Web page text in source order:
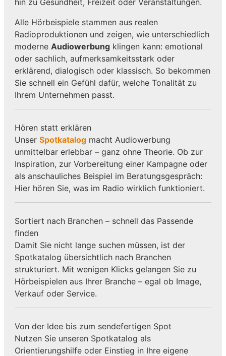
Alle Hörbeispiele stammen aus realen
Radioproduktionen und zeigen, wie unterschiedlich
moderne Audiowerbungklingen kann: emotional
oder sachlich, aufmerksamkeitsstark oder
erklärend, dialogisch oder klassisch. So bekommen
Sie schnell ein Gefühl dafür, welche Tonalität zu
Ihrem Unternehmen passt.
Hören statt erklären
Unser Spotkatalogmacht Audiowerbung
unmittelbar erlebbar – ganz ohne Theorie. Ob zur
Inspiration, zur Vorbereitung einer Kampagne oder
als anschauliches Beispiel im Beratungsgespräch:
Hier hören Sie, was im Radio wirklich funktioniert.
Sortiert nach Branchen – schnell das Passende
finden
Damit Sie nicht lange suchen müssen, ist der
Spotkatalog übersichtlich nach Branchen
strukturiert. Mit wenigen Klicks gelangen Sie zu
Hörbeispielen aus Ihrer Branche – egal ob Image,
Verkauf oder Service.
Von der Idee bis zum sendefertigen Spot
Nutzen Sie unseren Spotkatalog als
Orientierungshilfe oder Einstieg in Ihre eigene